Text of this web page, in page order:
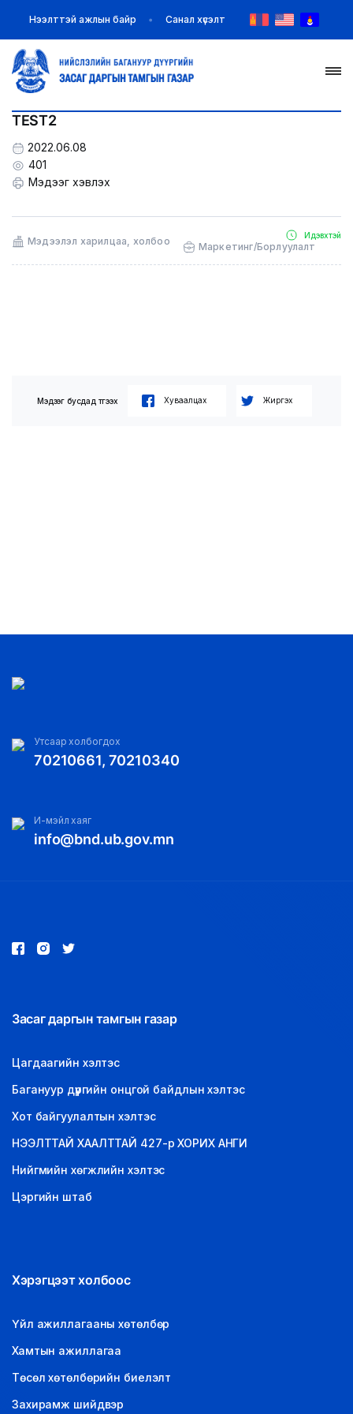
НҮҮР
ТАНИЛЦУУЛГА
БАЙГУУЛЛАГУУД
Нээлттэй ажлын байр Санал хүсэлт
TEST2
2022.06.08
401
Мэдээг хэвлэх
Мэдээлэл харилцаа, холбоо Маркетинг/Борлуулалт
Идэвхтэй
Мэдээг бусдад түгээх Хуваалцах Жиргэх
Утсаар холбогдох
70210661, 70210340
И-мэйл хаяг
info@bnd.ub.gov.mn
Засаг даргын тамгын газар
Цагдаагийн хэлтэс
Багануур дүүргийн онцгой байдлын хэлтэс
Хот байгуулалтын хэлтэс
НЭЭЛТТАЙ ХААЛТТАЙ 427-р ХОРИХ АНГИ
Нийгмийн хөгжлийн хэлтэс
Цэргийн штаб
Хэрэгцээт холбоос
Үйл ажиллагааны хөтөлбөр
Хамтын ажиллагаа
Төсөл хөтөлбөрийн биелэлт
Захирамж шийдвэр